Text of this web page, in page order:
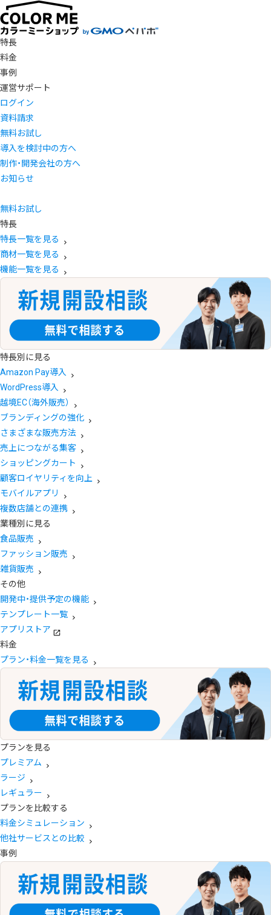
特長
料金
事例
運営サポート
ログイン
資料請求
無料お試し
導入を検討中の方へ
制作・開発会社の方へ
お知らせ
無料お試し
特長
特長一覧を見る
商材一覧を見る
機能一覧を見る
特長別に見る
Amazon Pay導入
WordPress導入
越境EC（海外販売）
ブランディングの強化
さまざまな販売方法
売上につながる集客
ショッピングカート
顧客ロイヤリティを向上
モバイルアプリ
複数店舗との連携
業種別に見る
食品販売
ファッション販売
雑貨販売
その他
開発中・提供予定の機能
テンプレート一覧
アプリストア
料金
プラン・料金一覧を見る
プランを見る
プレミアム
ラージ
レギュラー
プランを比較する
料金シミュレーション
他社サービスとの比較
事例